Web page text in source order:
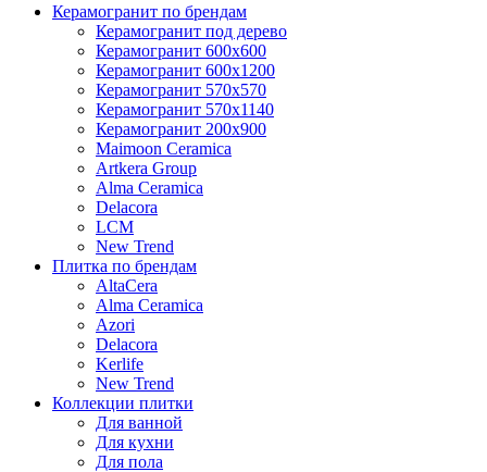
Керамогранит по брендам
Керамогранит под дерево
Керамогранит 600x600
Керамогранит 600x1200
Керамогранит 570x570
Керамогранит 570x1140
Керамогранит 200x900
Maimoon Ceramica
Artkera Group
Alma Ceramica
Delacora
LCM
New Trend
Плитка по брендам
AltaCera
Аlma Ceramica
Azori
Delacora
Kerlife
New Trend
Коллекции плитки
Для ванной
Для кухни
Для пола